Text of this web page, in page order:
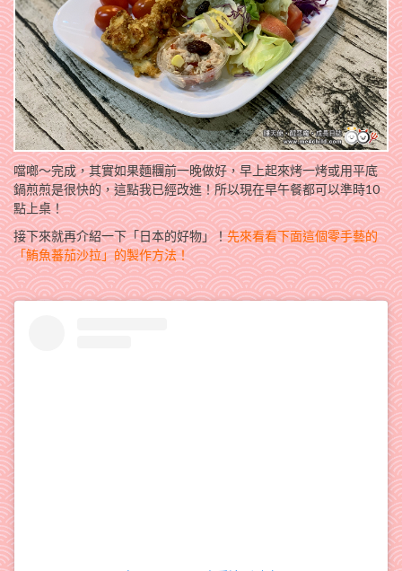
噹啷～完成，其實如果麵糰前一晚做好，早上起來烤一烤或用平底
鍋煎煎是很快的，這點我已經改進！所以現在早午餐都可以準時10
點上桌！
接下來就再介紹一下「日本的好物」！先來看看下面這個零手藝的
「鮪魚蕃茄沙拉」的製作方法！